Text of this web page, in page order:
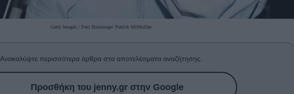
Getty Images / Paul Bruinooge/ Patrick McMullan
Ανακαλύψτε περισσότερα άρθρα στα αποτελέσματα αναζήτησης.
Προσθήκη του jenny.gr στην Google